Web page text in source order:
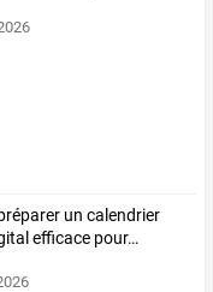
un calendrier
efficace pour…